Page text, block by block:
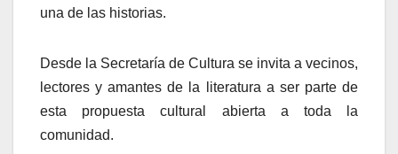
una de las historias.
Desde la Secretaría de Cultura se invita a vecinos,
lectores y amantes de la literatura a ser parte de
esta propuesta cultural abierta a toda la
comunidad.